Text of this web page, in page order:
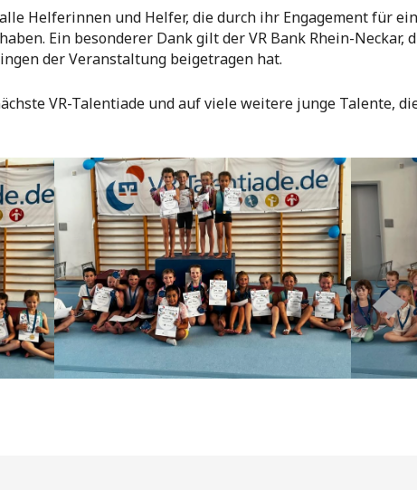
Helferinnen und Helfer, die durch ihr Engagement für
Ein besonderer Dank gilt der VR Bank Rhein-Neckar,
der Veranstaltung beigetragen hat.
VR-Talentiade und auf viele weitere junge Talente,